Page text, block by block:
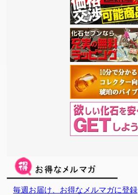
毎週お届け、お得なメルマガに登録